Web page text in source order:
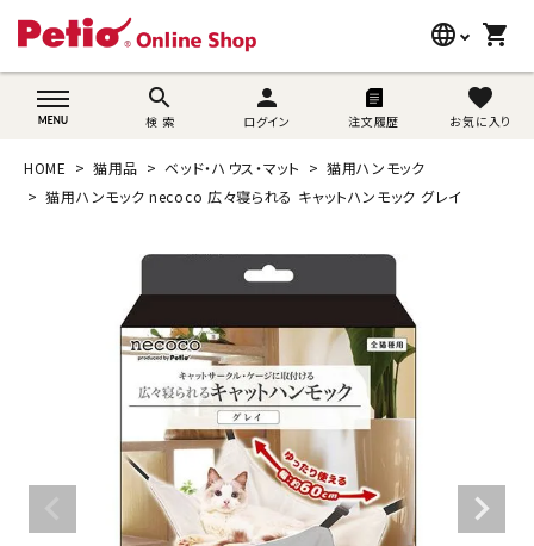
language
wovn-lang-name
shopping_cart
search
検 索
person
ログイン 注文履歴
favorite
お気に入り
search
猫用品
うさぎ用品
ブランド別に探す
目的別に探す
ご利用案内
HOME 猫用品 ベッド・ハウス・マット
猫用ハンモック
猫用ハンモック necoco 広々寝られる キャットハンモック グレイ